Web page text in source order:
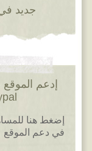
جديد
إدعم
إضغط هنا
في دعم الموقع